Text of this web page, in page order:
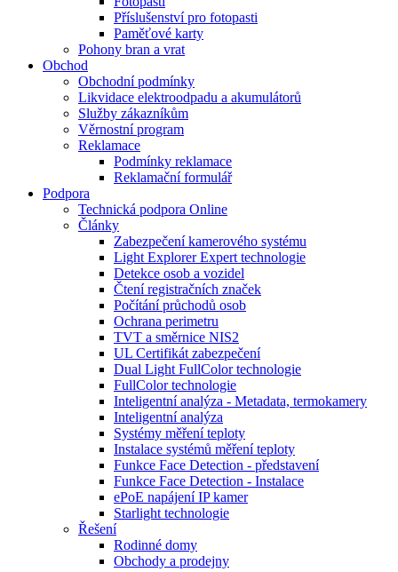
Příslušenství pro fotopasti
Paměťové karty
Pohony bran a vrat
Obchod
Obchodní podmínky
Likvidace elektroodpadu a akumulátorů
Služby zákazníkům
Věrnostní program
Reklamace
Podmínky reklamace
Reklamační formulář
Podpora
Technická podpora Online
Články
Zabezpečení kamerového systému
Light Explorer Expert technologie
Detekce osob a vozidel
Čtení registračních značek
Počítání průchodů osob
Ochrana perimetru
TVT a směrnice NIS2
UL Certifikát zabezpečení
Dual Light FullColor technologie
FullColor technologie
Inteligentní analýza - Metadata, termokamery
Inteligentní analýza
Systémy měření teploty
Instalace systémů měření teploty
Funkce Face Detection - představení
Funkce Face Detection - Instalace
ePoE napájení IP kamer
Starlight technologie
Řešení
Rodinné domy
Obchody a prodejny